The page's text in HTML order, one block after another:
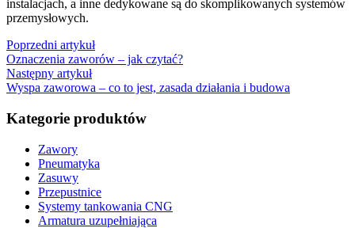
instalacjach, a inne dedykowane są do skomplikowanych systemów
przemysłowych.
Poprzedni artykuł
Oznaczenia zaworów – jak czytać?
Następny artykuł
Wyspa zaworowa – co to jest, zasada działania i budowa
Kategorie produktów
Zawory
Pneumatyka
Zasuwy
Przepustnice
Systemy tankowania CNG
Armatura uzupełniająca